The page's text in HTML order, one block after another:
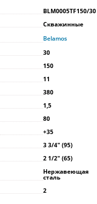
BLM0005TF150/30
Скважинные
Belamos
30
150
11
380
1,5
80
+35
3 3/4ʺ (95)
2 1/2" (65)
Нержавеющая
сталь
2